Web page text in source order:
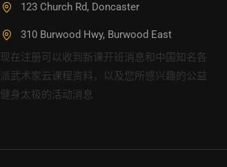
123 Church Rd, Doncaster
310 Burwood Hwy, Burwood East
现在注册可以收到新课开班消息和中国知名各
派武术家云课程资料，以及您所感兴趣的公益
健身太极的活动消息